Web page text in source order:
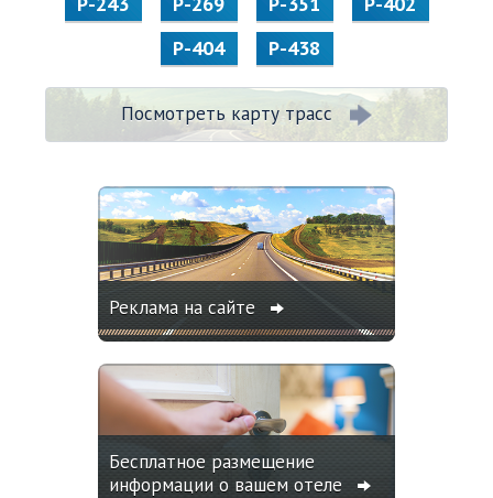
Р-404
Р-438
Посмотреть карту трасс
Реклама на сайте
Бесплатное размещение
информации о вашем отеле